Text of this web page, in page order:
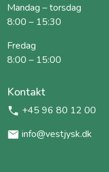
Mandag – torsdag
8:00 – 15:30
Fredag
8:00 – 15:00
Kontakt
+45 96 80 12 00
info@vestjysk.dk